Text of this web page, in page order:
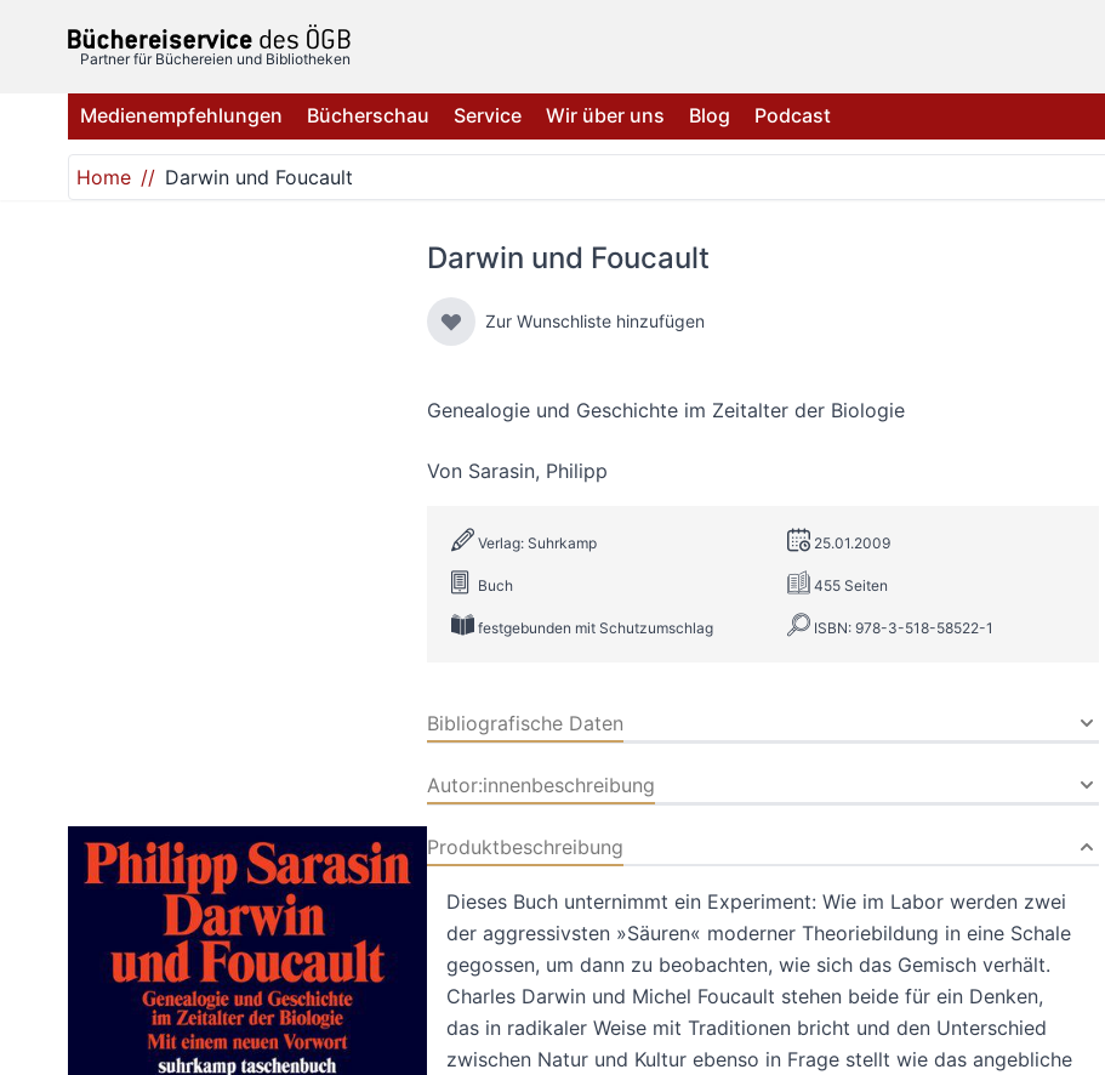
Partner für Büchereien und Bibliotheken
Medienempfehlungen Bücherschau Service Wir über uns Blog Podcast
Home Darwin und Foucault
Darwin und Foucault
Zur Wunschliste hinzufügen
Genealogie und Geschichte im Zeitalter der Biologie
Von Sarasin, Philipp
Verlag: Suhrkamp 25.01.2009
Buch 455 Seiten
festgebunden mit Schutzumschlag ISBN: 978-3-518-58522-1
Bibliografische Daten
Autor:innenbeschreibung
Produktbeschreibung
Dieses Buch unternimmt ein Experiment: Wie im Labor werden zwei
der aggressivsten »Säuren« moderner Theoriebildung in eine Schale
gegossen, um dann zu beobachten, wie sich das Gemisch verhält.
Charles Darwin und Michel Foucault stehen beide für ein Denken,
das in radikaler Weise mit Traditionen bricht und den Unterschied
zwischen Natur und Kultur ebenso in Frage stellt wie das angebliche